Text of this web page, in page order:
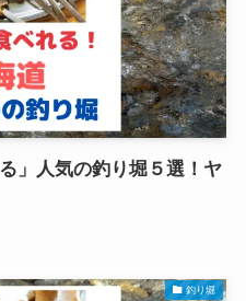
」人気の釣り堀５選！ヤ
釣り堀